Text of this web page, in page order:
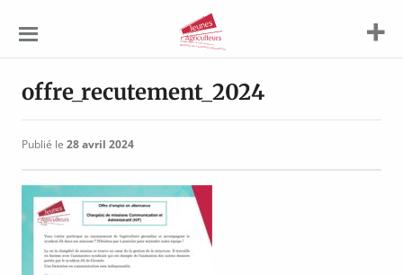
Agriculteurs
offre_recutement_2024
Publié le 28 avril 2024